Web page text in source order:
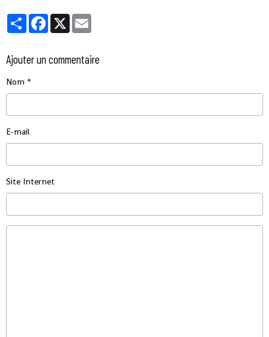
PartagerFacebook
X
Ajouter un commentaire
Nom
E-mail
Site Internet